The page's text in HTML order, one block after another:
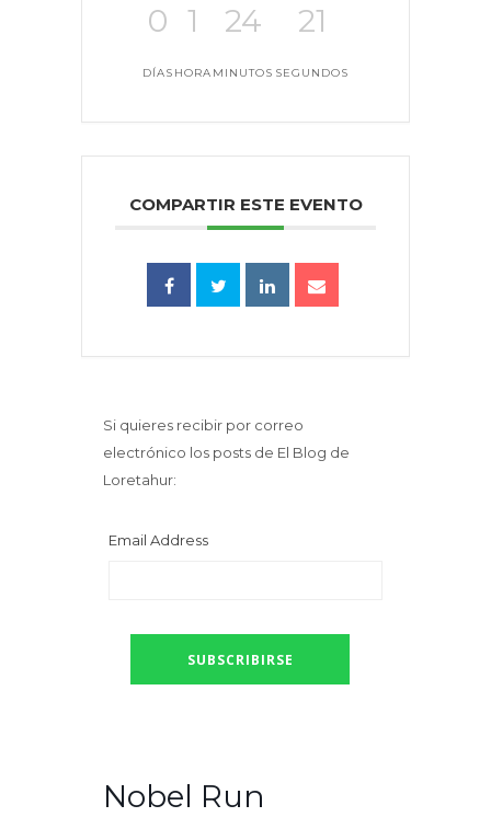
0
DÍAS
1
HORA
24
MINUTOS
21
SEGUNDOS
COMPARTIR ESTE EVENTO
Si quieres recibir por correo
electrónico los posts de El Blog de
Loretahur:
Email Address
Nobel Run